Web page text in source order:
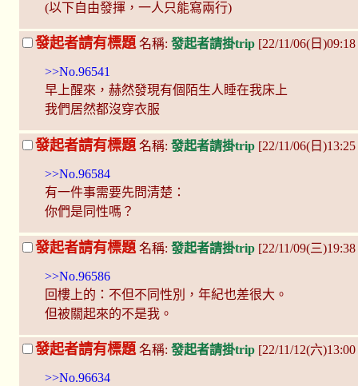
(以下自由發揮，一人只能寫兩行)
發起者請有標題名稱: 發起者請掛trip [22/11/06(日
>>No.96541
早上醒來，赫然發現有個陌生人睡在我床上
我們居然都沒穿衣服
發起者請有標題 名稱: 發起者請掛trip [22/11/06(日
>>No.96584
有一件事需要先問清楚：
你們是同性嗎？
發起者請有標題 名稱: 發起者請掛trip [22/11/09(三
>>No.96586
回樓上的：不但不同性別，年紀也差很大。
但被關起來的不是我。
發起者請有標題名稱: 發起者請掛trip [22/11/12(六
>>No.96634